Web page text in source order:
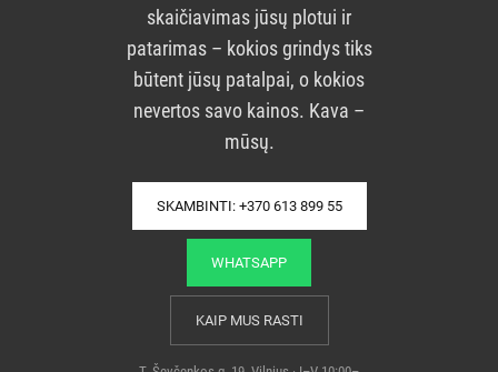
skaičiavimas jūsų plotui ir
patarimas – kokios grindys tiks
būtent jūsų patalpai, o kokios
nevertos savo kainos. Kava –
mūsų.
SKAMBINTI: +370 613 899 55
WHATSAPP
KAIP MUS RASTI